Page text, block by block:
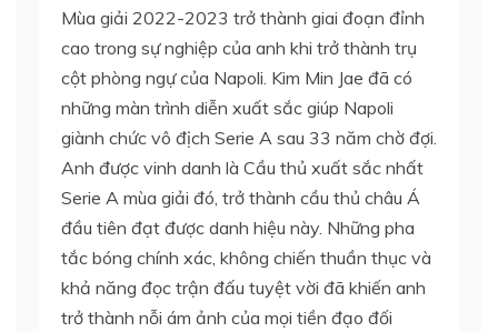
Mùa giải 2022-2023 trở thành giai đoạn đỉnh
cao trong sự nghiệp của anh khi trở thành trụ
cột phòng ngự của Napoli. Kim Min Jae đã có
những màn trình diễn xuất sắc giúp Napoli
giành chức vô địch Serie A sau 33 năm chờ đợi.
Anh được vinh danh là Cầu thủ xuất sắc nhất
Serie A mùa giải đó, trở thành cầu thủ châu Á
đầu tiên đạt được danh hiệu này. Những pha
tắc bóng chính xác, không chiến thuần thục và
khả năng đọc trận đấu tuyệt vời đã khiến anh
trở thành nỗi ám ảnh của mọi tiền đạo đối